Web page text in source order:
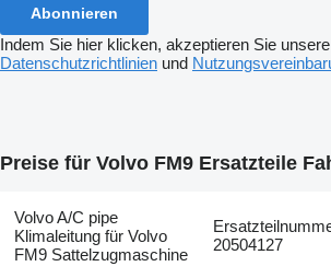
Abonnieren
Indem Sie hier klicken, akzeptieren Sie unsere
Datenschutzrichtlinien und
Preise für Volvo FM9 Ersatzteile
Volvo A/C pipe
Klimaleitung für Volvo
FM9 Sattelzugmaschine
20504127